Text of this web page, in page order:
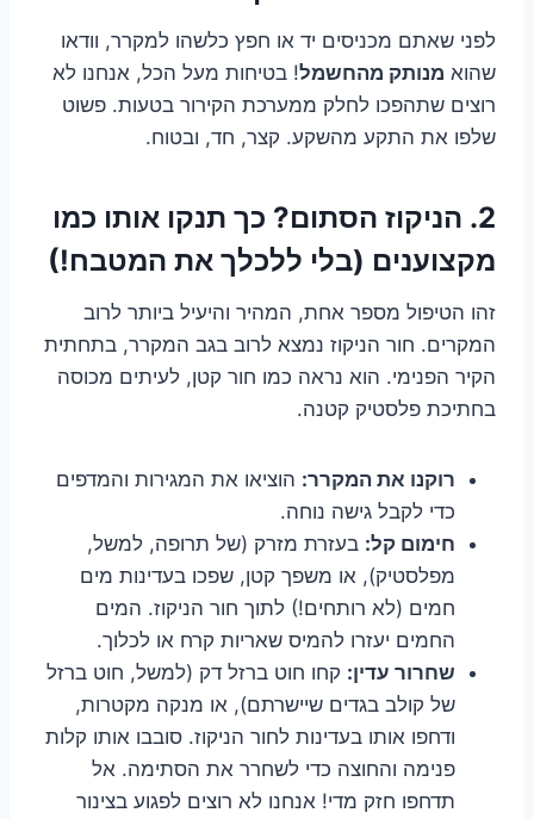
לפני שאתם מכניסים יד או חפץ כלשהו למקרר, וודאו
שהוא מנותק מהחשמל! בטיחות מעל הכל, אנחנו לא
רוצים שתהפכו לחלק ממערכת הקירור בטעות. פשוט
שלפו את התקע מהשקע. קצר, חד, ובטוח.
2. הניקוז הסתום? כך תנקו אותו כמו
מקצוענים (בלי ללכלך את המטבח!)
זהו הטיפול מספר אחת, המהיר והיעיל ביותר לרוב
המקרים. חור הניקוז נמצא לרוב בגב המקרר, בתחתית
הקיר הפנימי. הוא נראה כמו חור קטן, לעיתים מכוסה
בחתיכת פלסטיק קטנה.
רוקנו את המקרר: הוציאו את המגירות והמדפים
כדי לקבל גישה נוחה.
חימום קל: בעזרת מזרק (של תרופה, למשל,
מפלסטיק), או משפך קטן, שפכו בעדינות מים
חמים (לא רותחים!) לתוך חור הניקוז. המים
החמים יעזרו להמיס שאריות קרח או לכלוך.
שחרור עדין: קחו חוט ברזל דק (למשל, חוט ברזל
של קולב בגדים שיישרתם), או מנקה מקטרות,
ודחפו אותו בעדינות לחור הניקוז. סובבו אותו קלות
פנימה והחוצה כדי לשחרר את הסתימה. אל
תדחפו חזק מדי! אנחנו לא רוצים לפגוע בצינור